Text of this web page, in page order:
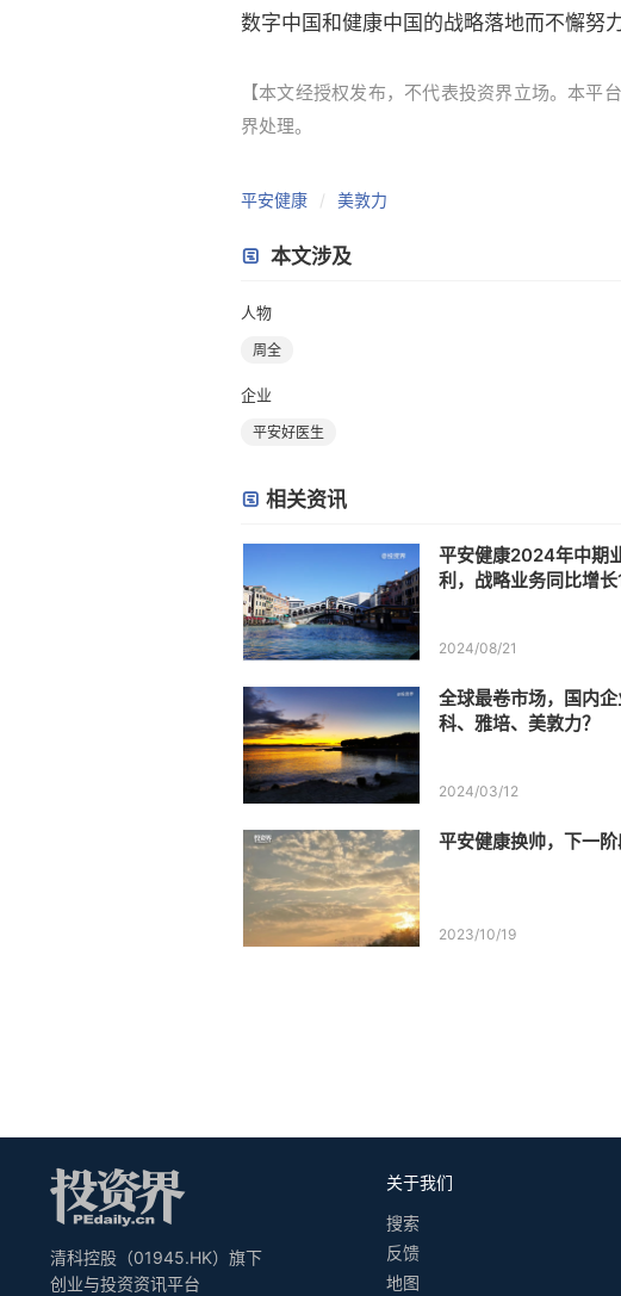
数字中国和健康中国的战略落地而不懈努
【本文经授权发布，不代表投资界立场。本
界处理。
平安健康 美敦力
本文涉及
人物
周全
企业
平安好医生
相关资讯
平安健康2024年中期
利，战略业务同比增
2024/08/21
全球最卷市场，国内
科、雅培、美敦力？
2024/03/12
平安健康换帅，下一阶
2023/10/19
清科控股（01945.HK）旗下
创业与投资资讯平台
关于我们
搜索
反馈
地图